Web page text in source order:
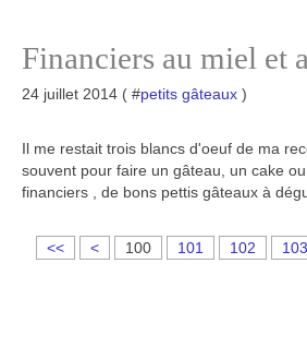
Financiers au miel et
24 juillet 2014 ( #petits gâteaux )
Il me restait trois blancs d'oeuf de ma
souvent pour faire un gâteau, un cake
financiers , de bons pettis gâteaux à
<< < 100 101 102 103